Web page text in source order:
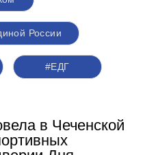
России
#ЕДГ
в Чеченской